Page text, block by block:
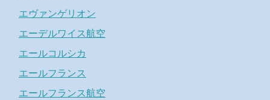
エヴァンゲリオン
エーデルワイス航空
エールコルシカ
エールフランス
エールフランス航空